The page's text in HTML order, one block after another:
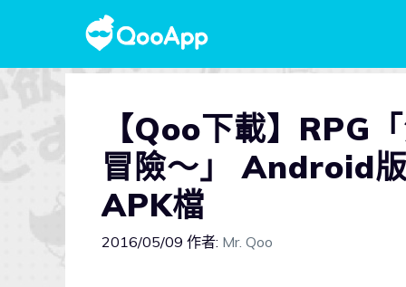
【Qoo下載】RPG
冒險～」 Android
APK檔
2016/05/09 作者: Mr. Qoo